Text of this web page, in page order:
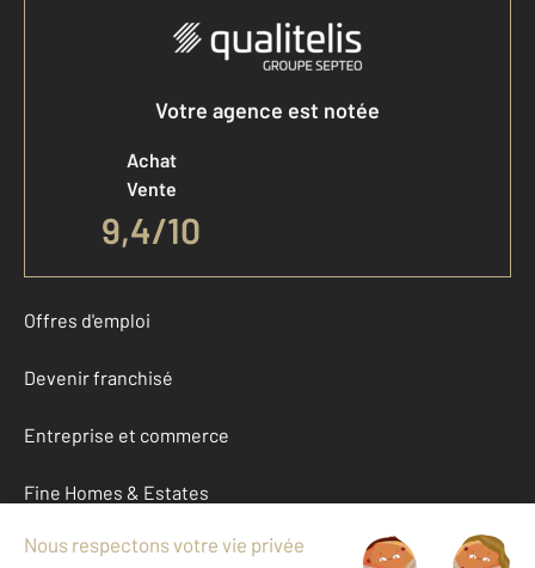
Votre agence est notée
Achat
Vente
9,4/10
Offres d'emploi
Devenir franchisé
Entreprise et commerce
Fine Homes & Estates
À propos